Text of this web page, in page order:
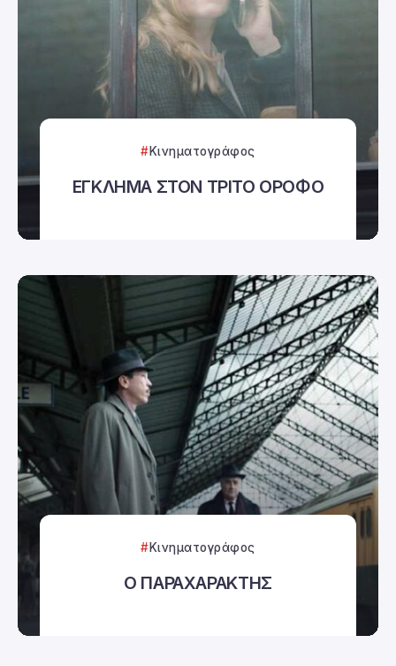
Κινηματογράφος
ΕΓΚΛΗΜΑ ΣΤΟΝ ΤΡΙΤΟ ΟΡΟΦΟ
Κινηματογράφος
Ο ΠΑΡΑΧΑΡΑΚΤΗΣ